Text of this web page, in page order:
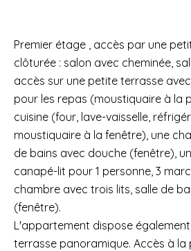
Premier étage , accès par une
clôturée : salon avec cheminée,
accès sur une petite terrasse
pour les repas (moustiquaire à la
cuisine (four, lave-vaisselle,
moustiquaire à la fenêtre), une
de bains avec douche (fenêtre),
canapé-lit pour 1 personne, 3
chambre avec trois lits, salle de
(fenêtre).
L'appartement dispose
terrasse panoramique. Accès à la